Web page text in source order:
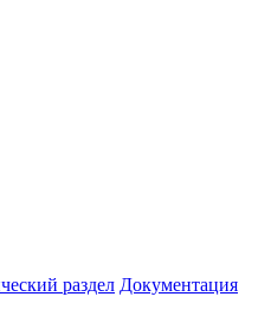
раздел Документация